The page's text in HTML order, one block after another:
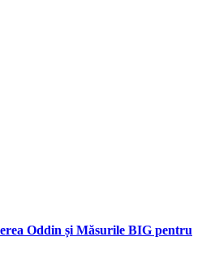
Oddin și Măsurile BIG pentru